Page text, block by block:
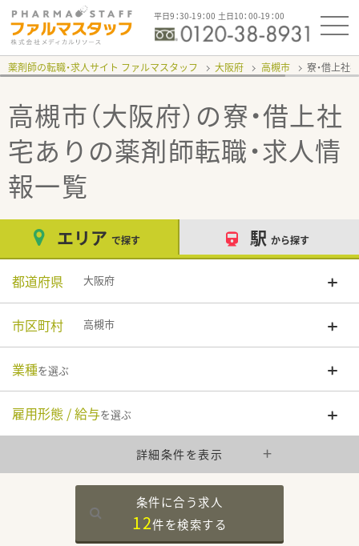
平日9：30-19：00 土日10：00-19：00
薬剤師の転職・求人サイト ファルマスタッフ 大阪府 高槻市 寮・借上社
高槻市（大阪府）の寮・借上社
宅あり の薬剤師転職・求人情
報一覧
エリア で探す 駅 から探す
都道府県 大阪府
市区町村 高槻市
業種を選ぶ
雇用形態 / 給与を選ぶ
詳細条件を表示
条件に合う求人
12件を検索する